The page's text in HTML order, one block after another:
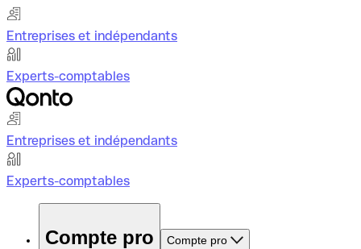
Entreprises et indépendants
Experts-comptables
Entreprises et indépendants
Experts-comptables
Compte pro Compte pro